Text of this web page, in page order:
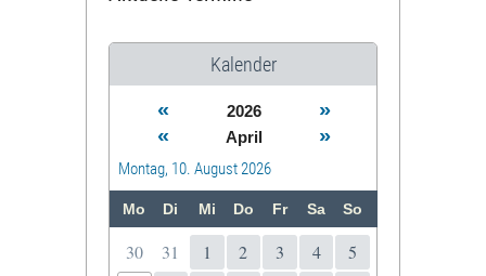
Kalender
« 2026
»
«
April »
Montag, 10. August 2026
Mo Di Mi Do Fr Sa So
30 31 1 2 3 4
5